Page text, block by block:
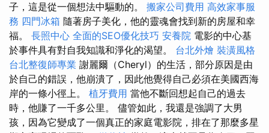
子，這是從一個想法中驅動的。 搬家公司費用 高效家事服
務 四門冰箱 隨著房子美化，他的靈魂會找到新的房屋和幸
福。 長照中心 全面的SEO優化技巧 安養院 電影的中心基
於事件具有對自我知識和淨化的渴望。 台北外燴 裝潢風格
台北整復師專業 謝麗爾（Cheryl）的生活，部分原因是由
於自己的錯誤，他崩潰了，因此他覺得自己必須在美國西海
岸的一條小徑上。 植牙費用 當他不斷回想起自己的過去
時，他賺了一千多公里。 儘管如此，我還是強調了大男
孩，因為它變成了一個真正的家庭電影院，排在了那麼多星